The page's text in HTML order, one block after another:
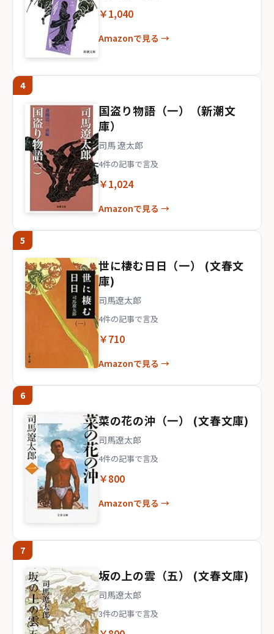
￥1,040
Amazonで見る →
4
国盗り物語（一）（新潮文
庫）
司馬 遼太郎
4件の記事で言及
￥1,024
Amazonで見る →
5
世に棲む日日（一） (文春文
庫)
司馬遼太郎
4件の記事で言及
￥710
Amazonで見る →
6
菜の花の沖（一） (文春文庫)
司馬遼太郎
4件の記事で言及
￥800
Amazonで見る →
7
坂の上の雲（五） (文春文庫)
司馬遼太郎
3件の記事で言及